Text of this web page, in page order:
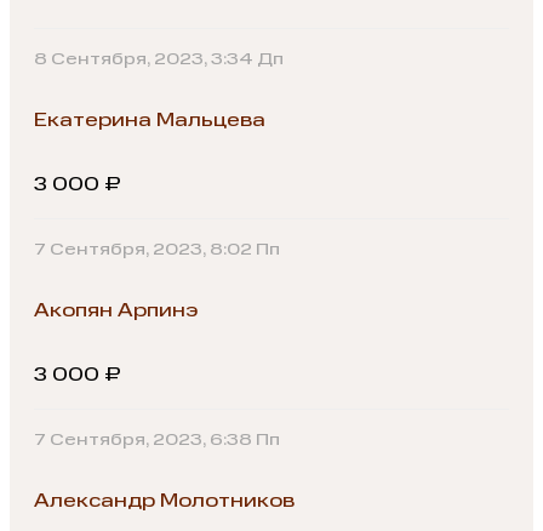
8 Сентября, 2023, 3:34 Дп
Екатерина Мальцева
3 000 ₽
7 Сентября, 2023, 8:02 Пп
Акопян Арпинэ
3 000 ₽
7 Сентября, 2023, 6:38 Пп
Александр Молотников